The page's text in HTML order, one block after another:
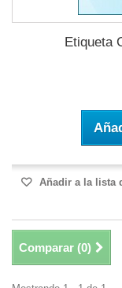
Etiqueta
Añadir a la lista
Comparar (0)